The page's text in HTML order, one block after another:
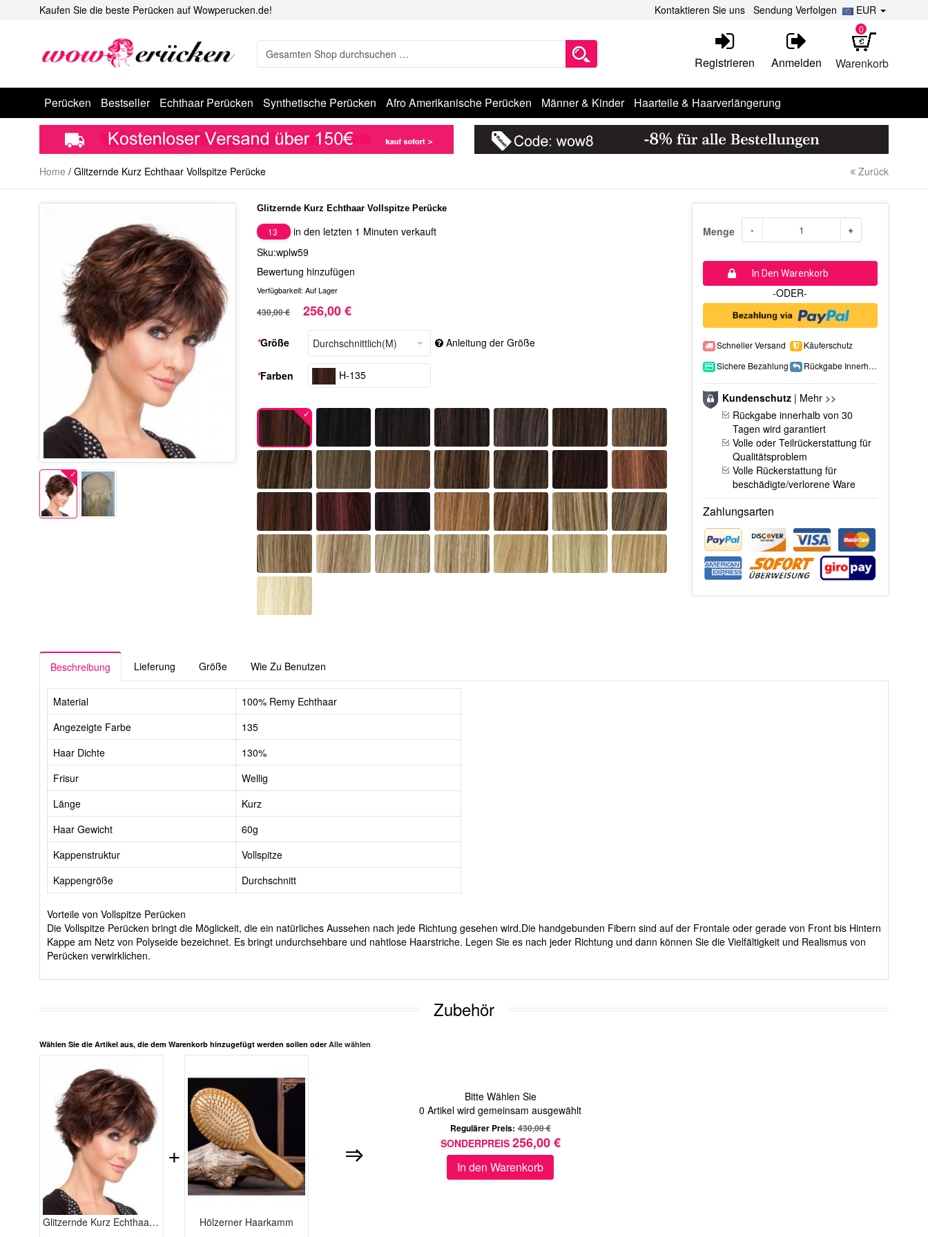
Kaufen Sie die beste Perücken auf Wowperucken.de! EUR
Kontaktieren Sie uns Sendung Verfolgen
Warenkorb
0
Registrieren Anmelden
Perücken Bestseller Echthaar Perücken Synthetische Perücken Afro Amerikanische Perücken Männer & Kinder Haarteile & Haarverlängerung
Home / Glitzernde Kurz Echthaar Vollspitze Perücke Zurück
Glitzernde Kurz Echthaar Vollspitze Perücke
13
in den letzten 1 Minuten verkauft
Sku:wplw59
Bewertung hinzufügen
Verfügbarkeit: Auf Lager
430,00 € 256,00 €
*Größe Anleitung der Größe
*Farben H-135
Menge - +
In Den Warenkorb
-ODER-
Schneller Versand
Käuferschutz
Sichere Bezahlung
Rückgabe Innerhalb 15 Tage
Kundenschutz| Mehr >>
Rückgabe innerhalb von 30
Tagen wird garantiert
Volle oder Teilrückerstattung für
Qualitätsproblem
Volle Rückerstattung für
beschädigte/verlorene Ware
Zahlungsarten
Beschreibung Lieferung Größe Wie Zu Benutzen
Material
100% Remy Echthaar
Angezeigte Farbe
135
Haar Dichte
130%
Frisur
Wellig
Länge
Kurz
Haar Gewicht
60g
Kappenstruktur
Vollspitze
Kappengröße
Durchschnitt
Vorteile von Vollspitze Perücken
Die Vollspitze Perücken bringt die Möglickeit, die ein natürliches Aussehen nach jede Richtung gesehen wird.Die handgebunden Fibern sind auf der Frontale oder gerade von Front bis Hintern
Kappe am Netz von Polyseide bezeichnet. Es bringt undurchsehbare und nahtlose Haarstriche. Legen Sie es nach jeder Richtung und dann können Sie die Vielfältigkeit und Realismus von
Perücken verwirklichen.
Zubehör
Wählen Sie die Artikel aus, die dem Warenkorb hinzugefügt werden sollen oder Alle wählen
Glitzernde Kurz Echthaar Vollspitze Perücke Hölzerner Haarkamm
+
Bitte Wählen Sie
0 Artikel wird gemeinsam ausgewählt
Regulärer Preis: 430,00 €
SONDERPREIS 256,00 €
In den Warenkorb